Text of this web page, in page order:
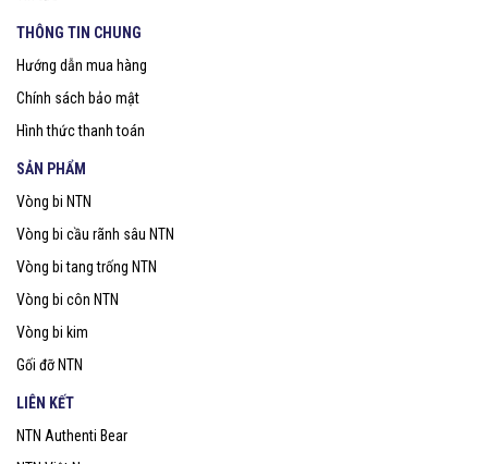
THÔNG TIN CHUNG
Hướng dẫn mua hàng
Chính sách bảo mật
Hình thức thanh toán
SẢN PHẨM
Vòng bi NTN
Vòng bi cầu rãnh sâu NTN
Vòng bi tang trống NTN
Vòng bi côn NTN
Vòng bi kim
Gối đỡ NTN
LIÊN KẾT
NTN Authenti Bear